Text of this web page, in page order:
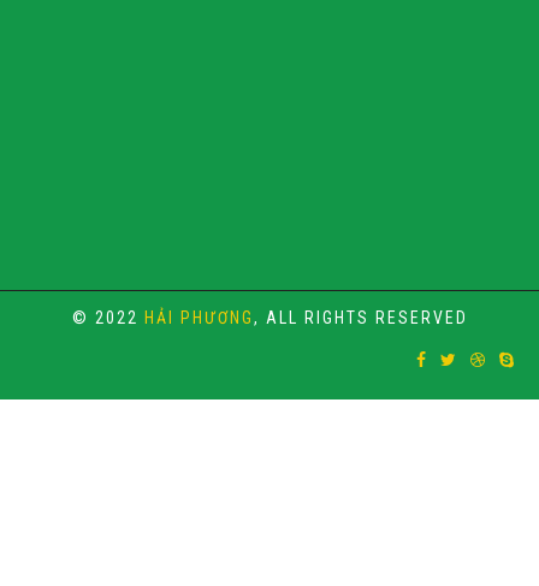
© 2022 HẢI PHƯƠNG, ALL RIGHTS RESERVED